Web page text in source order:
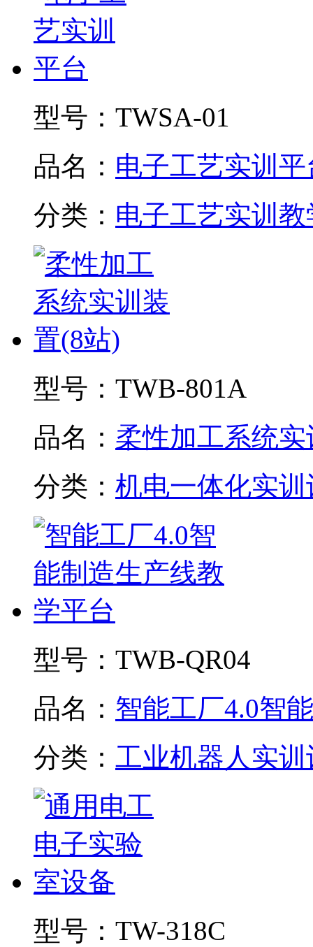
型号： TWSA-01
品名： 电子工艺实训平
分类： 电子工艺实训
型号： TWB-801A
品名： 柔性加工系统实
分类： 机电一体化实训
型号： TWB-QR04
品名： 智能工厂4.0智
分类： 工业机器人实训
型号： TW-318C